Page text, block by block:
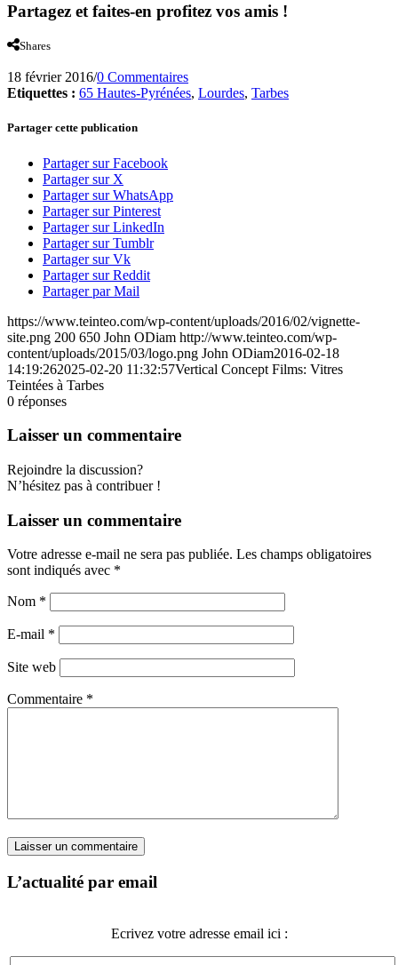
Partagez et faites-en profitez vos amis !
Shares
18 février 2016/0 Commentaires
Etiquettes : 65 Hautes-Pyrénées, Lourdes, Tarbes
Partager cette publication
Partager sur Facebook
Partager sur X
Partager sur WhatsApp
Partager sur Pinterest
Partager sur LinkedIn
Partager sur Tumblr
Partager sur Vk
Partager sur Reddit
Partager par Mail
https://www.teinteo.com/wp-content/uploads/2016/02/vignette-
site.png 200 650 John ODiam http://www.teinteo.com/wp-
content/uploads/2015/03/logo.png John ODiam2016-02-18
14:19:262025-02-20 11:32:57Vertical Concept Films: Vitres
Teintées à Tarbes
0 réponses
Laisser un commentaire
Rejoindre la discussion?
N’hésitez pas à contribuer !
Laisser un commentaire
Votre adresse e-mail ne sera pas publiée. Les champs obligatoires
sont indiqués avec *
Nom *
E-mail *
Site web
Commentaire *
L’actualité par email
Ecrivez votre adresse email ici :